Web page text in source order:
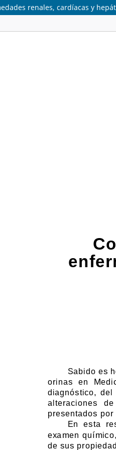
renales, cardíacas y